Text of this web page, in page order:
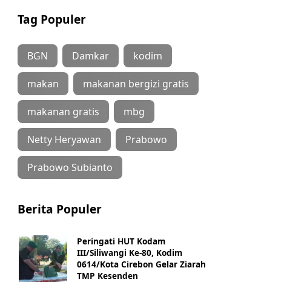
Tag Populer
BGN Damkar kodim
makan makanan bergizi gratis
makanan gratis mbg
Netty Heryawan Prabowo
Prabowo Subianto
Berita Populer
Peringati HUT Kodam
III/Siliwangi Ke-80, Kodim
0614/Kota Cirebon Gelar Ziarah
TMP Kesenden